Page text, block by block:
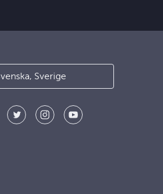
Svenska, Sverige